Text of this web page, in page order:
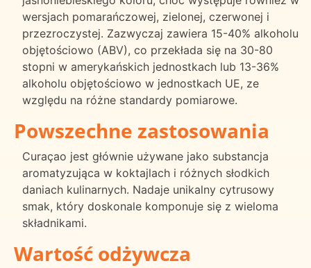
wersjach pomarańczowej, zielonej, czerwonej i
przezroczystej. Zazwyczaj zawiera 15-40% alkoholu
objętościowo (ABV), co przekłada się na 30-80
stopni w amerykańskich jednostkach lub 13-36%
alkoholu objętościowo w jednostkach UE, ze
względu na różne standardy pomiarowe.
Powszechne zastosowania
Curaçao jest głównie używane jako substancja
aromatyzująca w koktajlach i różnych słodkich
daniach kulinarnych. Nadaje unikalny cytrusowy
smak, który doskonale komponuje się z wieloma
składnikami.
Wartość odżywcza